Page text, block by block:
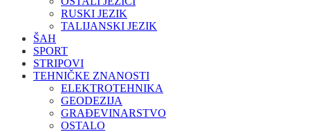
RUSKI JEZIK
TALIJANSKI JEZIK
ŠAH
SPORT
STRIPOVI
TEHNIČKE ZNANOSTI
ELEKTROTEHNIKA
GEODEZIJA
GRAĐEVINARSTVO
OSTALO